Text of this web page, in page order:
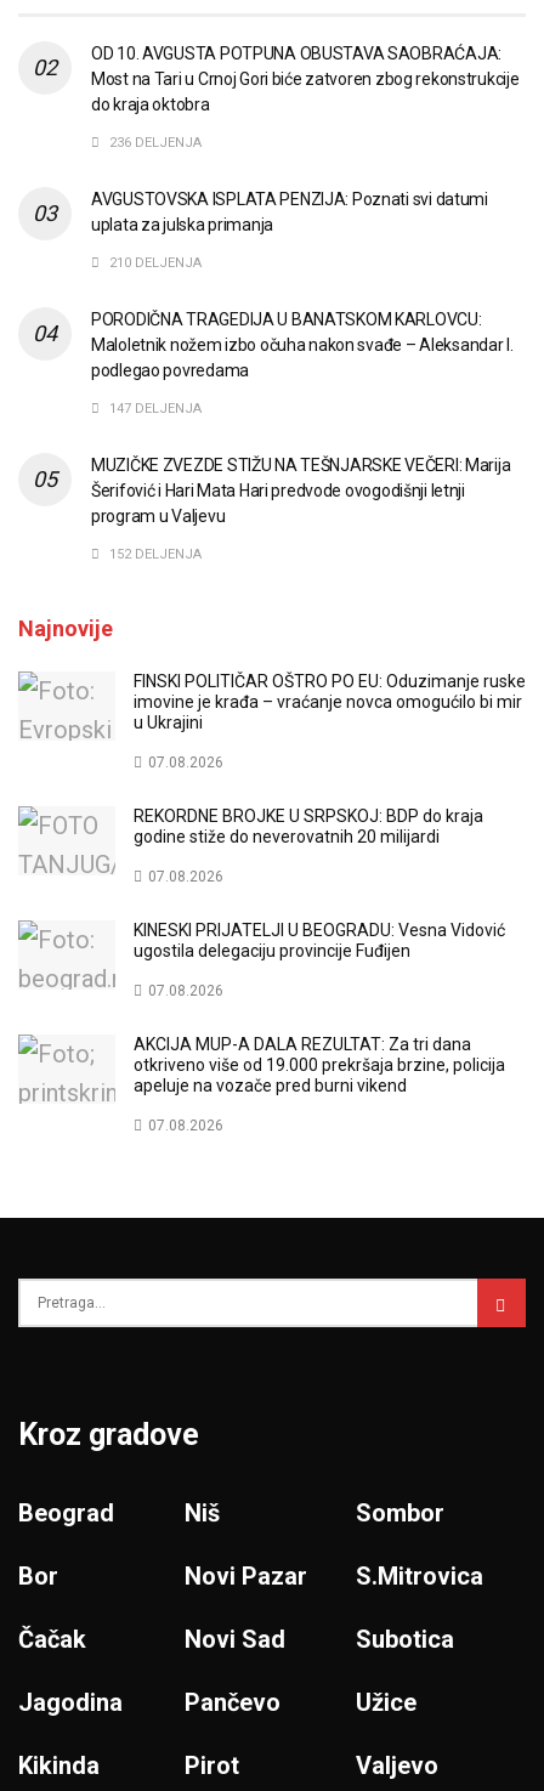
OD 10. AVGUSTA POTPUNA OBUSTAVA SAOBRAĆAJA:
Most na Tari u Crnoj Gori biće zatvoren zbog rekonstrukcije
do kraja oktobra
236 DELJENJA
AVGUSTOVSKA ISPLATA PENZIJA: Poznati svi datumi
uplata za julska primanja
210 DELJENJA
PORODIČNA TRAGEDIJA U BANATSKOM KARLOVCU:
Maloletnik nožem izbo očuha nakon svađe – Aleksandar I.
podlegao povredama
147 DELJENJA
MUZIČKE ZVEZDE STIŽU NA TEŠNJARSKE VEČERI: Marija
Šerifović i Hari Mata Hari predvode ovogodišnji letnji
program u Valjevu
152 DELJENJA
Najnovije
FINSKI POLITIČAR OŠTRO PO EU: Oduzimanje ruske
imovine je krađa – vraćanje novca omogućilo bi mir
u Ukrajini
07.08.2026
REKORDNE BROJKE U SRPSKOJ: BDP do kraja
godine stiže do neverovatnih 20 milijardi
07.08.2026
KINESKI PRIJATELJI U BEOGRADU: Vesna Vidović
ugostila delegaciju provincije Fuđijen
07.08.2026
AKCIJA MUP-A DALA REZULTAT: Za tri dana
otkriveno više od 19.000 prekršaja brzine, policija
apeluje na vozače pred burni vikend
07.08.2026
Kroz gradove
Beograd
Bor
Čačak
Jagodina
Kikinda
Niš
Novi Pazar
Novi Sad
Pančevo
Pirot
Sombor
S.Mitrovica
Subotica
Užice
Valjevo